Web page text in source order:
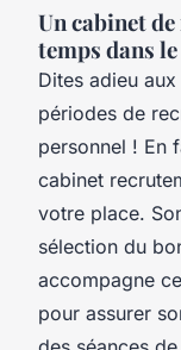
Un cabinet
temps dans
Dites adieu
périodes de
personnel ! En
cabinet
votre place.
sélection du
accompagne
pour assurer